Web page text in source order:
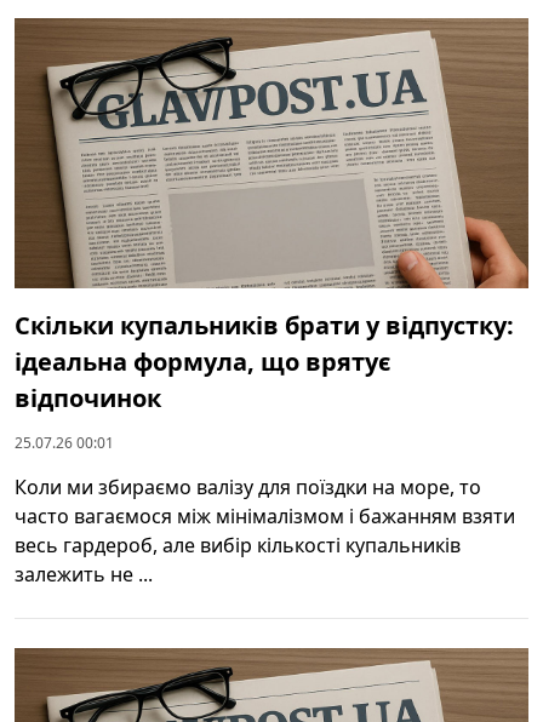
Скільки купальників брати у відпустку:
ідеальна формула, що врятує
відпочинок
25.07.26 00:01
Коли ми збираємо валізу для поїздки на море, то
часто вагаємося між мінімалізмом і бажанням взяти
весь гардероб, але вибір кількості купальників
залежить не ...